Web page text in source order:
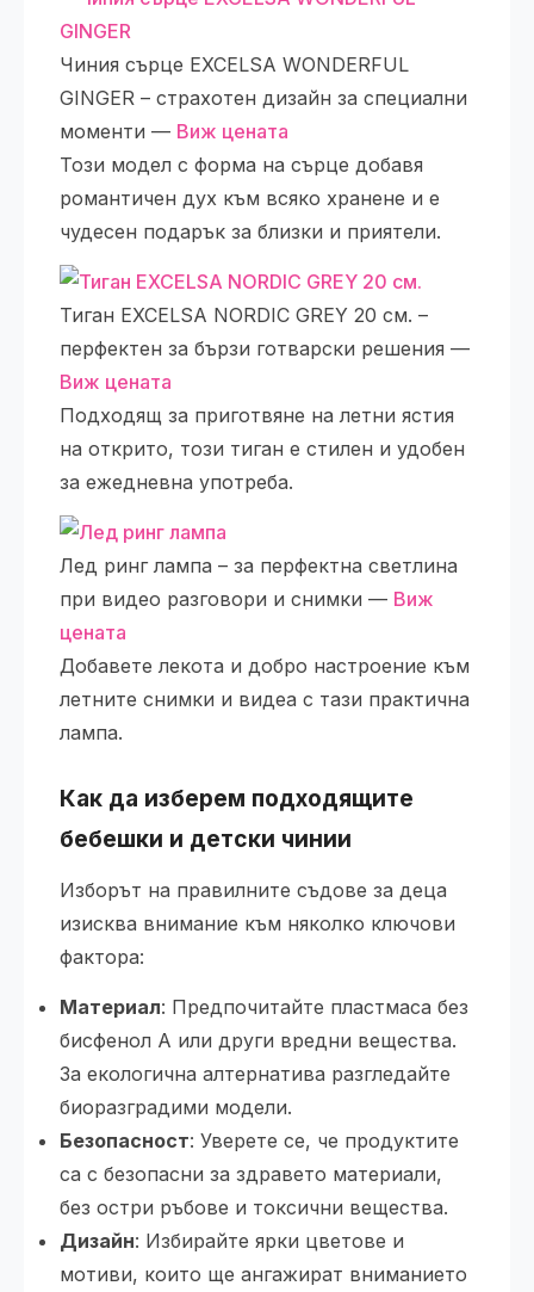
Чиния сърце EXCELSA WONDERFUL
GINGER – страхотен дизайн за специални
моменти — Виж цената
Този модел с форма на сърце добавя
романтичен дух към всяко хранене и е
чудесен подарък за близки и приятели.
Тиган ЕXCELSA NORDIC GREY 20 см. –
перфектен за бързи готварски решения —
Виж цената
Подходящ за приготвяне на летни ястия
на открито, този тиган е стилен и удобен
за ежедневна употреба.
Лед ринг лампа – за перфектна светлина
при видео разговори и снимки — Виж
цената
Добавете лекота и добро настроение към
летните снимки и видеа с тази практична
лампа.
Как да изберем подходящите
бебешки и детски чинии
Изборът на правилните съдове за деца
изисква внимание към няколко ключови
фактора:
Материал: Предпочитайте пластмаса без
бисфенол А или други вредни вещества.
За екологична алтернатива разгледайте
биоразградими модели.
Безопасност: Уверете се, че продуктите
са с безопасни за здравето материали,
без остри ръбове и токсични вещества.
Дизайн: Избирайте ярки цветове и
мотиви, които ще ангажират вниманието